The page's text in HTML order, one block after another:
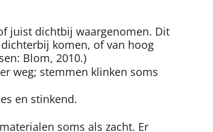
juist dichtbij waargenomen. Dit
komen, of van hoog
Blom, 2010.)
weg; stemmen klinken soms
en stinkend.
soms als zacht. Er